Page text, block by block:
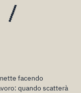
/
facendo
quando scatterà